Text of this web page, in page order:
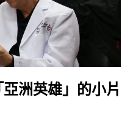
亞洲英雄」的小片